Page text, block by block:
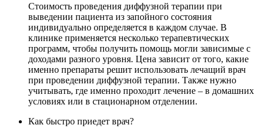
Стоимость проведения диффузной терапии при
выведении пациента из запойного состояния
индивидуально определяется в каждом случае. В
клинике применяется несколько терапевтических
программ, чтобы получить помощь могли зависимые с
доходами разного уровня. Цена зависит от того, какие
именно препараты решит использовать лечащий врач
при проведении диффузной терапии. Также нужно
учитывать, где именно проходит лечение – в домашних
условиях или в стационарном отделении.
Как быстро приедет врач?